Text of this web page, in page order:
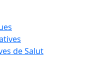
de Salut